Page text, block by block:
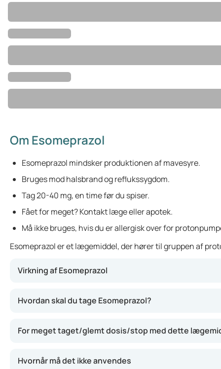
Om Esomeprazol
Esomeprazol mindsker produktionen af mavesyre.
Bruges mod halsbrand og reflukssygdom.
Tag 20-40 mg, en time før du spiser.
Fået for meget? Kontakt læge eller apotek.
Må ikke bruges, hvis du er allergisk over for
Esomeprazol er et lægemiddel, der hører til gruppen af
Virkning af Esomeprazol
Hvordan skal du tage Esomeprazol?
For meget taget/glemt dosis/stop med dette
Hvornår må det ikke anvendes